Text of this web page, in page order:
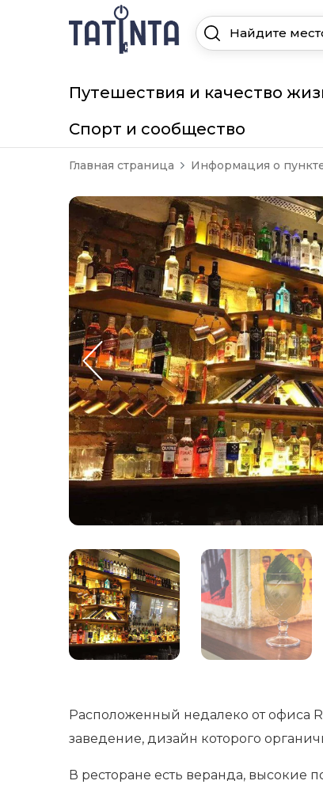
Путешествия и качество
Спорт и сообщество
Главная страница Информация о
Расположенный недалеко от офиса
заведение, дизайн которого
В ресторане есть веранда, высокие